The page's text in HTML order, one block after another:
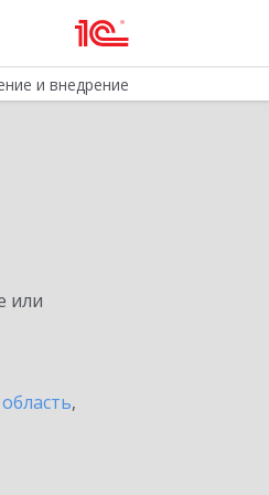
и внедрение
или
,